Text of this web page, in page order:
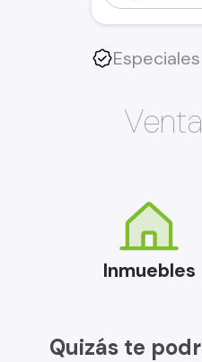
Especiales
Inmuebles
Quizás te